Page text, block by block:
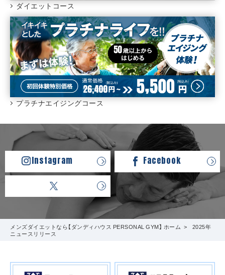
ダイエットコース
プラチナエイジングコース
Instagram Facebook
メンズダイエットなら【ダンディハウス PERSONAL GYM】 ホーム
2025年
ニュースリリース